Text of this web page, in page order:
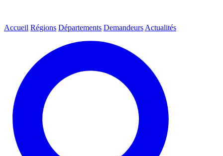
Accueil Régions Départements Demandeurs Actualités